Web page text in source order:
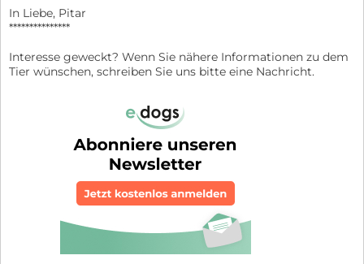
In Liebe, Pitar
***************
Interesse geweckt? Wenn Sie nähere Informationen zu dem
Tier wünschen, schreiben Sie uns bitte eine Nachricht.